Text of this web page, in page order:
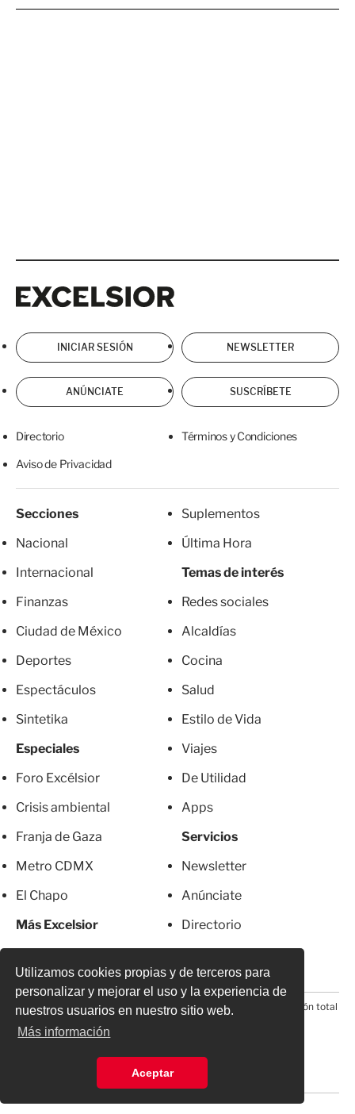
Utilizamos cookies propias y de terceros para
personalizar y mejorar el uso y la experiencia de
nuestros usuarios en nuestro sitio web.
Más información
Aceptar
INICIAR SESIÓN NEWSLETTER
ANÚNCIATE SUSCRÍBETE
Directorio Términos y Condiciones
Aviso de Privacidad
Secciones
Nacional
Internacional
Finanzas
Ciudad de México
Deportes
Espectáculos
Sintetika
Especiales
Foro Excélsior
Crisis ambiental
Franja de Gaza
Metro CDMX
El Chapo
Más Excelsior
Suplementos
Última Hora
Temas de interés
Redes sociales
Alcaldías
Cocina
Salud
Estilo de Vida
Viajes
De Utilidad
Apps
Servicios
Newsletter
Anúnciate
Directorio
© 2026 Todos los derechos reservados. Prohibida la reproducción total
o parcial, incluyendo cualquier medio electrónico*